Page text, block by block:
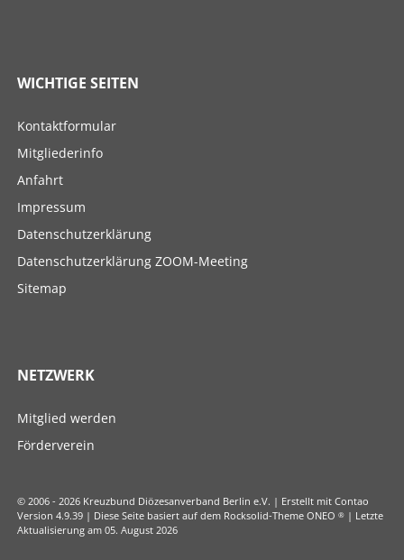
WICHTIGE SEITEN
Navigation
Kontaktformular
Mitgliederinfo
Anfahrt
Impressum
Datenschutzerklärung
Datenschutzerklärung ZOOM-Meeting
Sitemap
NETZWERK
Navigation
Mitglied werden
Förderverein
© 2006 - 2026 Kreuzbund Diözesanverband Berlin e.V. | Erstellt mit Contao
Version 4.9.39 | Diese Seite basiert auf dem Rocksolid-Theme ONEO ®| Letzte
Aktualisierung am 05. August 2026